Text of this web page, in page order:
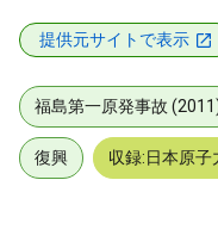
提供元サイトで表示
福島第一原発事故
復興 収録:日本原